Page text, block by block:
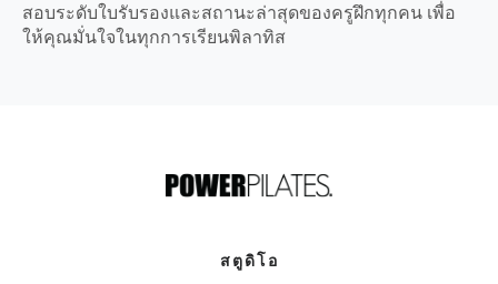
สอบระดับใบรับรองและสถานะล่าสุดของครูฝึกทุกคน เพื่อ
ให้คุณมั่นใจในทุกการเรียนพิลาทิส
สตูดิโอ